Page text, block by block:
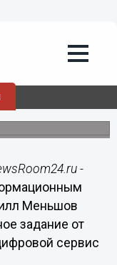
из флагманских
— страна
-
Меньшов
задание от
сервис